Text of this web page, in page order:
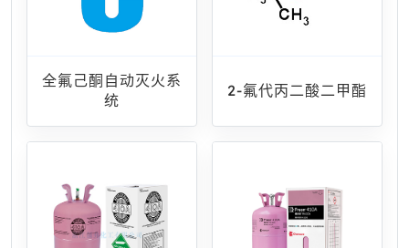
全氟己酮自动灭火系
统
2-氟代丙二酸二甲酯